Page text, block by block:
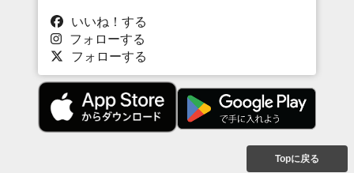
いいね！する
フォローする
フォローする
Topに戻る